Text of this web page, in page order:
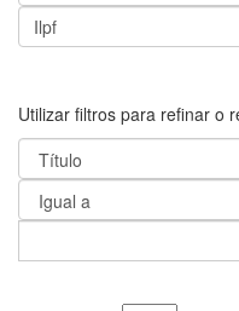
Utilizar filtros para refinar o